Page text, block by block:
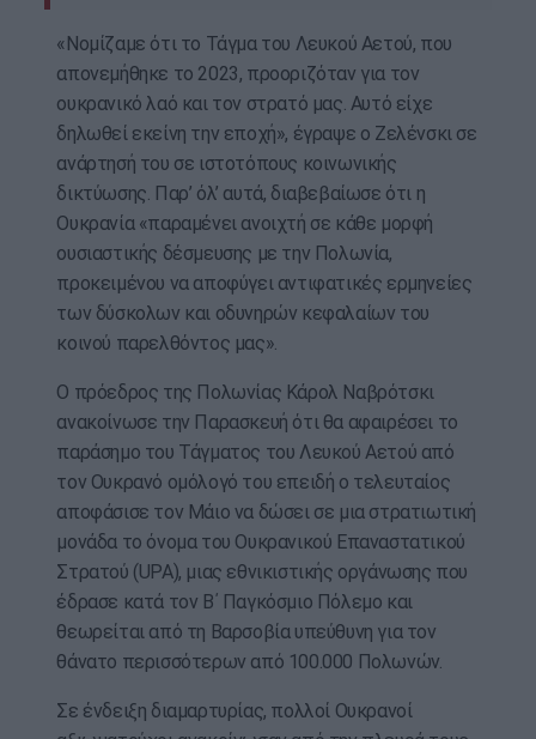
«Νομίζαμε ότι το Τάγμα του Λευκού Αετού, που
απονεμήθηκε το 2023, προοριζόταν για τον
ουκρανικό λαό και τον στρατό μας. Αυτό είχε
δηλωθεί εκείνη την εποχή», έγραψε ο Ζελένσκι σε
ανάρτησή του σε ιστοτόπους κοινωνικής
δικτύωσης. Παρ’ όλ’ αυτά, διαβεβαίωσε ότι η
Ουκρανία «παραμένει ανοιχτή σε κάθε μορφή
ουσιαστικής δέσμευσης με την Πολωνία,
προκειμένου να αποφύγει αντιφατικές ερμηνείες
των δύσκολων και οδυνηρών κεφαλαίων του
κοινού παρελθόντος μας».
Ο πρόεδρος της Πολωνίας Κάρολ Ναβρότσκι
ανακοίνωσε την Παρασκευή ότι θα αφαιρέσει το
παράσημο του Τάγματος του Λευκού Αετού από
τον Ουκρανό ομόλογό του επειδή ο τελευταίος
αποφάσισε τον Μάιο να δώσει σε μια στρατιωτική
μονάδα το όνομα του Ουκρανικού Επαναστατικού
Στρατού (UPA), μιας εθνικιστικής οργάνωσης που
έδρασε κατά τον Β΄ Παγκόσμιο Πόλεμο και
θεωρείται από τη Βαρσοβία υπεύθυνη για τον
θάνατο περισσότερων από 100.000 Πολωνών.
Σε ένδειξη διαμαρτυρίας, πολλοί Ουκρανοί